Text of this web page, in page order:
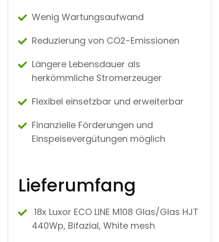
Wenig Wartungsaufwand
Reduzierung von CO2-Emissionen
Längere Lebensdauer als
herkömmliche Stromerzeuger
Flexibel einsetzbar und erweiterbar
Finanzielle Förderungen und
Einspeisevergütungen möglich
Lieferumfang
18x Luxor ECO LINE M108 Glas/Glas HJT
440Wp, Bifazial, White mesh